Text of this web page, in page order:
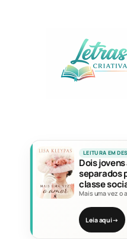
LEITURA EM
Dois
separados
classe
Mais uma vez o
Leia aqui→